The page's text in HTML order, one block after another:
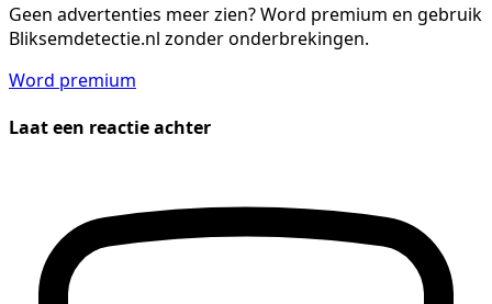
Geen advertenties meer zien?Word premium en gebruik
Bliksemdetectie.nl zonder onderbrekingen.
Word premium
Laat een reactie achter